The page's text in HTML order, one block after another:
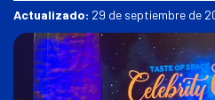
á
g
n
a
Actualizado: 29 de septiembre de